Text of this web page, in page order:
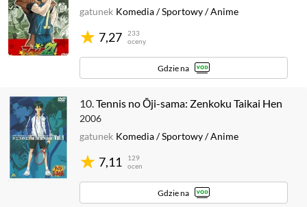
7,27
233
oceny
gatunek Komedia/Sportowy/Anime
Gdzie na
10.Tennis no Ōji-sama: Zenkoku Taikai Hen
2006
7,11
129
ocen
gatunek Komedia/Sportowy/Anime
Gdzie na